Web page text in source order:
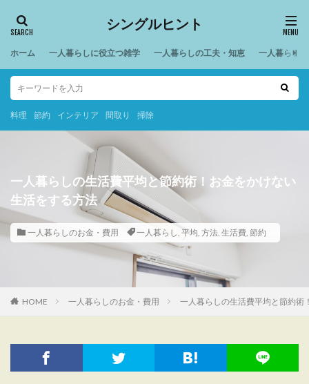
シングルヒント
ホーム 一人暮らしに役立つ雑学 一人暮らしの工夫・知恵 一人暮らし
料理 節約 インテリア 間取り 掃除
一人暮らしの生活費平均と節約術！お金をかけない
生活をする方法
一人暮らしのお金・費用 一人暮らし, 平均, 方法, 生活費, 節約
HOME 一人暮らしのお金・費用 一人暮らしの生活費平均と節約術